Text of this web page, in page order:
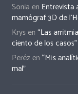
Sonia en Entrevista
mamògraf 3D de
Krys en“Las
ciento de los casos”
Perézen“Mis
mal”